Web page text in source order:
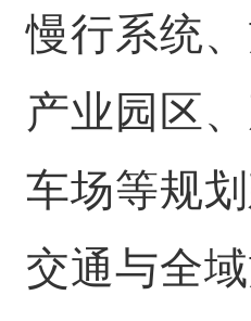
慢行系统、
产业园区
车场等规
交通与全